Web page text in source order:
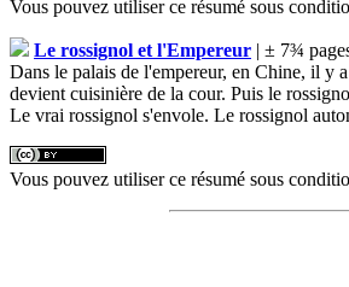
Vous pouvez utiliser ce résumé sous
Le rossignol et l'Empereur | ± 7¾
Dans le palais de l'empereur, en Chine, il y
devient cuisinière de la cour. Puis le
Le vrai rossignol s'envole. Le rossignol
Vous pouvez utiliser ce résumé sous